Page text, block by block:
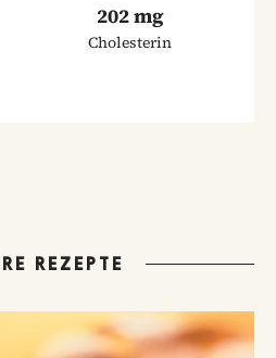
202 mg
Cholesterin
REZEPTE